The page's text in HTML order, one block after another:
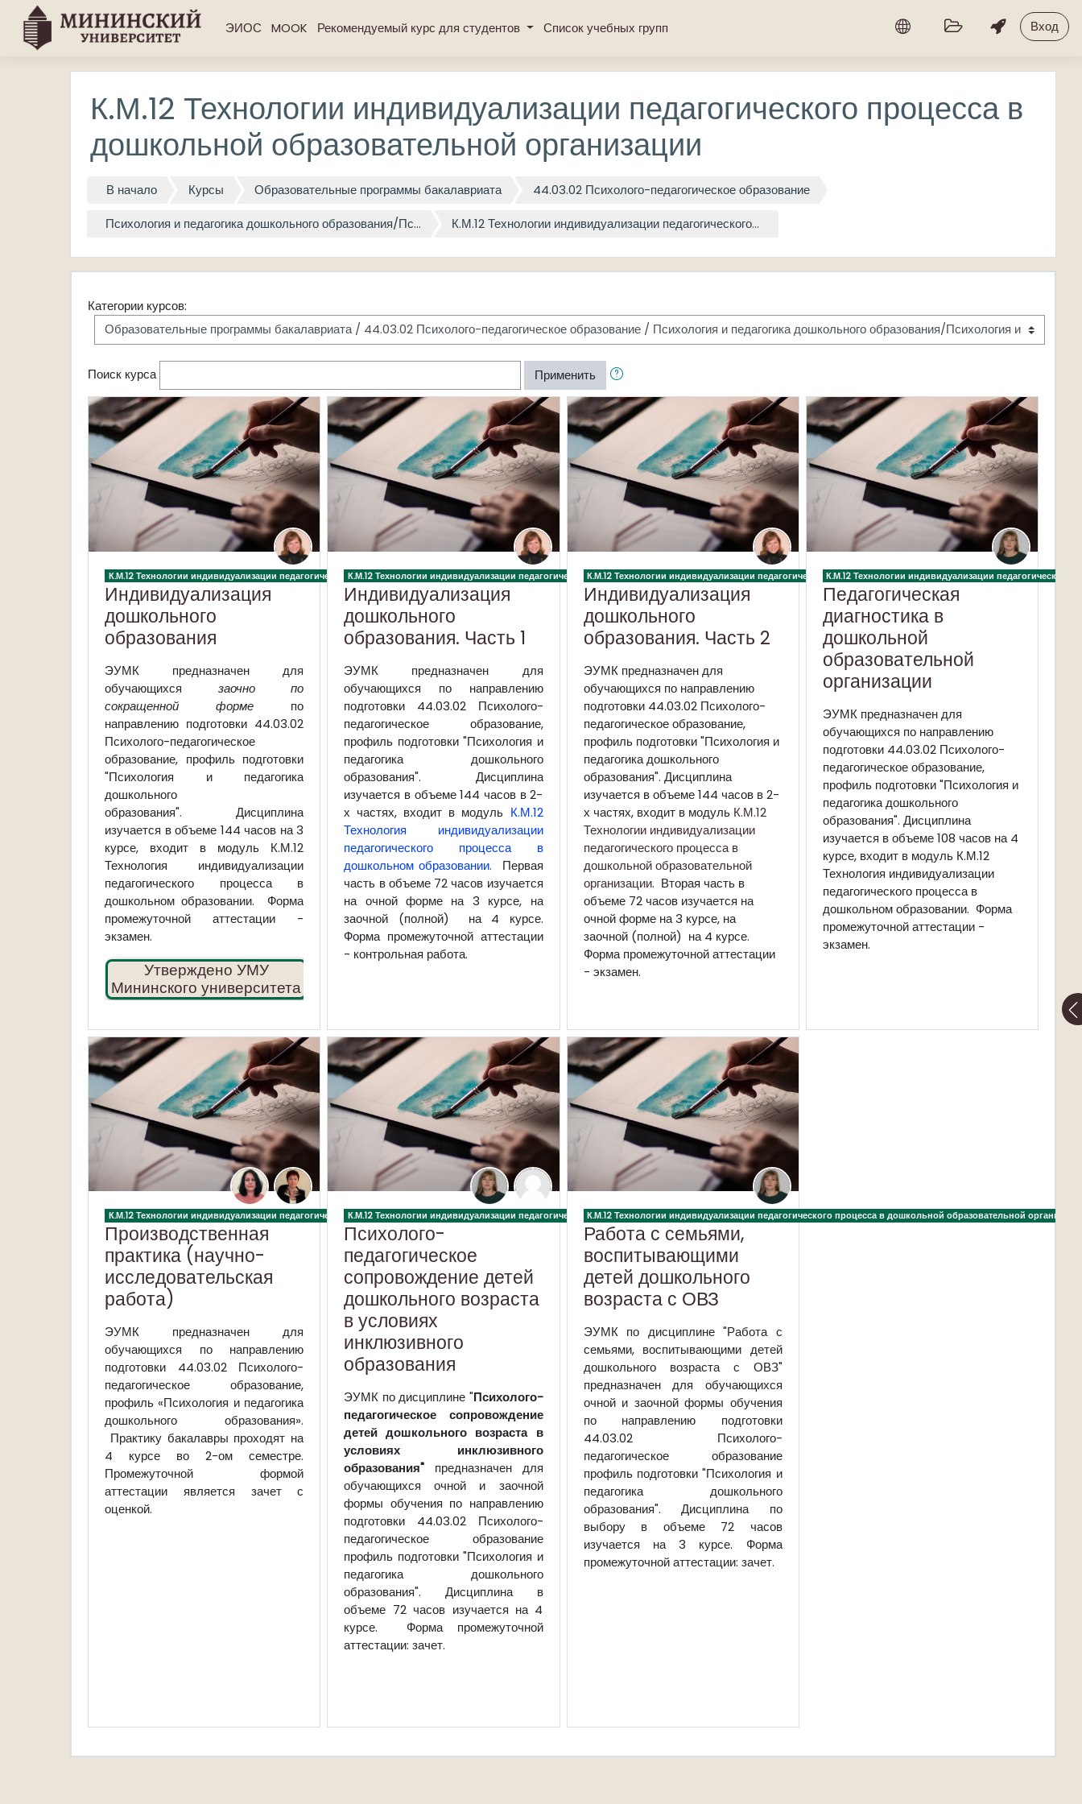
ЭИОС MOOK Рекомендуемый курс для студентов Список учебных групп Вход
Перейти к основному содержанию
К.М.12 Технологии индивидуализации педагогического процесса в
дошкольной образовательной организации
В начало Курсы Образовательные программы бакалавриата
44.03.02 Психолого-педагогическое образование
Психология и педагогика дошкольного образования/Пс...
К.М.12 Технологии индивидуализации педагогического...
Категории курсов:
Поиск курса Применить
К.М.12 Технологии индивидуализации педагогического процесса в дошкольной образовательной организации
Индивидуализация
дошкольного
образования
ЭУМК предназначен для
обучающихся заочно по
сокращенной форме по
направлению подготовки 44.03.02
Психолого-педагогическое
образование, профиль подготовки
"Психология и педагогика
дошкольного
образования".Дисциплина
изучается в объеме 144 часов на 3
курсе, входит в модуль К.М.12
Технология индивидуализации
педагогического процесса в
дошкольном образовании. Форма
промежуточной аттестации -
экзамен.
Утверждено УМУ
Мининского университета
К.М.12 Технологии индивидуализации педагогического процесса в дошкольной образовательной организации
Индивидуализация
дошкольного
образования. Часть 1
ЭУМК предназначен для
обучающихся по направлению
подготовки 44.03.02 Психолого-
педагогическое образование,
профиль подготовки "Психология и
педагогика дошкольного
образования". Дисциплина
изучается в объеме 144 часов в 2-
х частях, входит в модуль К.М.12
Технология индивидуализации
педагогического процесса в
дошкольном образовании. Первая
часть в объеме 72 часов изучается
на очной форме на 3 курсе, на
заочной (полной) на 4 курсе.
Форма промежуточной аттестации
- контрольная работа.
К.М.12 Технологии индивидуализации педагогического процесса в дошкольной образовательной
Индивидуализация
дошкольного
образования. Часть 2
ЭУМК предназначен для
обучающихся по направлению
подготовки 44.03.02 Психолого-
педагогическое образование,
профиль подготовки "Психология и
педагогика дошкольного
образования". Дисциплина
изучается в объеме 144 часов в 2-
х частях, входит в модуль К.М.12
Технологии индивидуализации
педагогического процесса в
дошкольной образовательной
организации. Вторая часть в
объеме 72 часов изучается на
очной форме на 3 курсе, на
заочной (полной) на 4 курсе.
Форма промежуточной аттестации
- экзамен.
К.М.12 Технологии индивидуализации
Педагогическая
диагностика в
дошкольной
образовательной
организации
ЭУМК предназначен для
обучающихся по направлению
подготовки 44.03.02 Психолого-
педагогическое образование,
профиль подготовки "Психология и
педагогика дошкольного
образования". Дисциплина
изучается в объеме 108 часов на 4
курсе, входит в модуль К.М.12
Технология индивидуализации
педагогического процесса в
дошкольном образовании. Форма
промежуточной аттестации -
экзамен.
К.М.12 Технологии индивидуализации педагогического процесса в дошкольной образовательной организации
Производственная
практика (научно-
исследовательская
работа)
ЭУМК предназначен для
обучающихся по направлению
подготовки 44.03.02 Психолого-
педагогическое образование,
профиль «Психология и педагогика
дошкольного образования».
Практику бакалавры проходят на
4 курсе во 2-ом семестре.
Промежуточной формой
аттестации является зачет с
оценкой.
К.М.12 Технологии индивидуализации педагогического процесса в дошкольной образовательной организации
Психолого-
педагогическое
сопровождение детей
дошкольного возраста
в условиях
инклюзивного
образования
ЭУМК по дисциплине "Психолого-
педагогическое сопровождение
детей дошкольного возраста в
условиях инклюзивного
образования" предназначен для
обучающихся очной и заочной
формы обучения по направлению
подготовки 44.03.02 Психолого-
педагогическое образование
профиль подготовки "Психология и
педагогика дошкольного
образования". Дисциплина в
объеме 72 часов изучается на 4
курсе. Форма промежуточной
аттестации: зачет.
К.М.12 Технологии индивидуализации педагогического процесса в дошкольной образовательной
Работа с семьями,
воспитывающими
детей дошкольного
возраста с ОВЗ
ЭУМК по дисциплине "Работа с
семьями, воспитывающими детей
дошкольного возраста с ОВЗ"
предназначен для обучающихся
очной и заочной формы обучения
по направлению подготовки
44.03.02 Психолого-
педагогическое образование
профиль подготовки "Психология и
педагогика дошкольного
образования". Дисциплина по
выбору в объеме 72 часов
изучается на 3 курсе. Форма
промежуточной аттестации: зачет.